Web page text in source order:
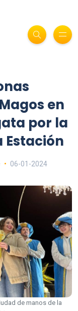
en
por la
Estación
06-01-2024
de manos de la